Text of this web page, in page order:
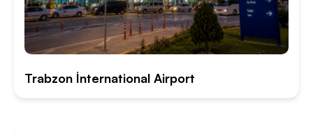
Trabzon İnternational Airport